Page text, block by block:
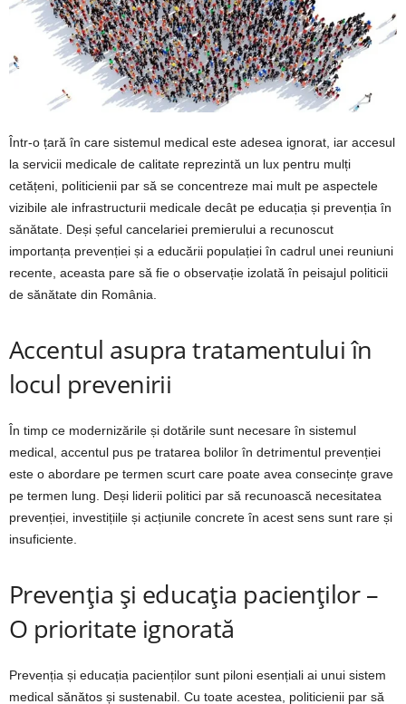
Într-o țară în care sistemul medical este adesea ignorat, iar accesul
la servicii medicale de calitate reprezintă un lux pentru mulți
cetățeni, politicienii par să se concentreze mai mult pe aspectele
vizibile ale infrastructurii medicale decât pe educația și prevenția în
sănătate. Deși șeful cancelariei premierului a recunoscut
importanța prevenției și a educării populației în cadrul unei reuniuni
recente, aceasta pare să fie o observație izolată în peisajul politicii
de sănătate din România.
Accentul asupra tratamentului în
locul prevenirii
În timp ce modernizările și dotările sunt necesare în sistemul
medical, accentul pus pe tratarea bolilor în detrimentul prevenției
este o abordare pe termen scurt care poate avea consecințe grave
pe termen lung. Deși liderii politici par să recunoască necesitatea
prevenției, investițiile și acțiunile concrete în acest sens sunt rare și
insuficiente.
Prevenția și educația pacienților –
O prioritate ignorată
Prevenția și educația pacienților sunt piloni esențiali ai unui sistem
medical sănătos și sustenabil. Cu toate acestea, politicienii par să